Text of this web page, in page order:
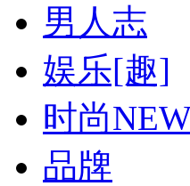
男人志
娱乐[趣]
时尚
品牌